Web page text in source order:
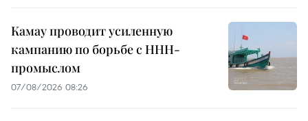
Камау проводит усиленную
кампанию по борьбе с ННН-
промыслом
07/08/2026 08:26